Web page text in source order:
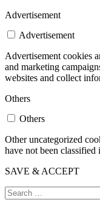
Advertisement
Advertisement
Advertisement cookies
and marketing
websites and collect
Others
Others
Other uncategorized
have not been classified
SAVE & ACCEPT